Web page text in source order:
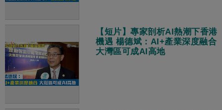
【短片】專家剖析AI熱潮下香港
機遇 楊德斌：AI+產業深度融合
大灣區可成AI高地